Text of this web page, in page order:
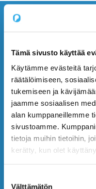
Tämä sivusto käyttää
Käytämme evästeitä
räätälöimiseen,
tukemiseen ja
jaamme sosiaalisen
alan kumppaneillemme
sivustoamme.
tietoja muihin tietoihin,
kerätty, kun olet
Välttämätön
PILVI™
Benefits
Features
Plans and Prices